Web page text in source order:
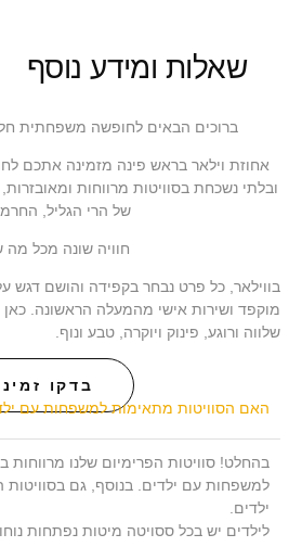
שאלות ומידע נוסף
ברוכים הבאים לחופשה משפחתית
אחוזת וילאר בראש פינה מזמינה אתכם
ובלתי נשכחת בסוויטות מרווחות
של הרי הגליל, החרמון
חוויה שונה מכל מה
בווילאר, כל פרט נבחר בקפידה והושם דגש
מוקפד ושירות אישי מהמעלה הראשונה.
שלווה ורוגע, פינוק ויוקרה, טבע ונוף.
בדקו
האם הסוויטות מתאימות למשפחות עם
בהחלט! סוויטות הפרימיום שלנו מרווחות
למשפחות עם ילדים. בנוסף, גם בסוויטות
ילדים.
לילדים יש בכל ססויטה מיטות נפתחות